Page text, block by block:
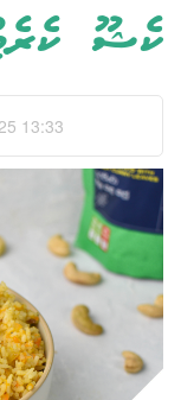
ކެޝޫ
13:33